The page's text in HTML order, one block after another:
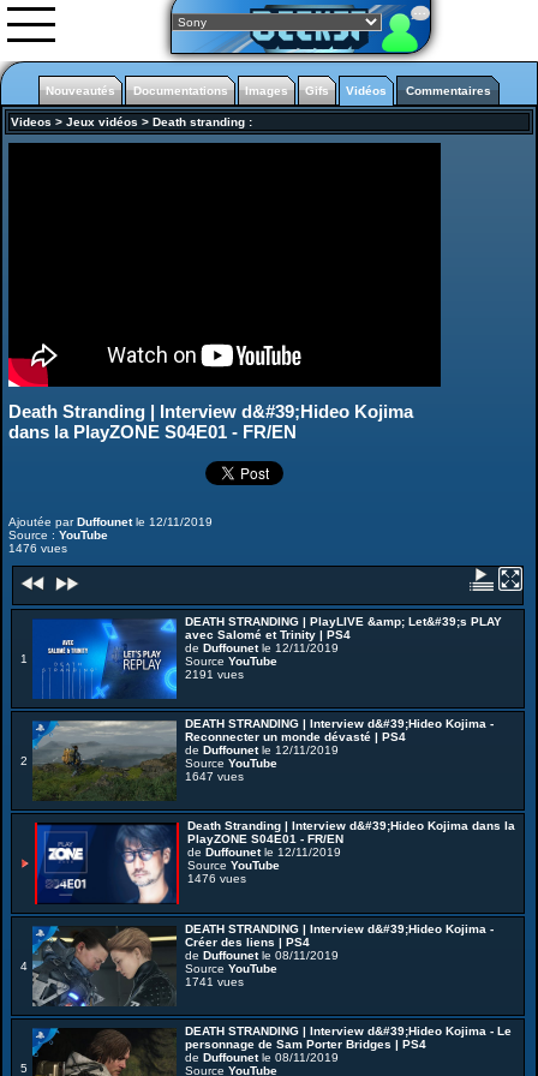
Classement
L'équipe
Partenariats
NieR Automata
Nouveautés Documentations Images Gifs Vidéos Commentaires
Videos > Jeux vidéos > Death stranding :
Death Stranding | Interview d&#39;Hideo Kojima
dans la PlayZONE S04E01 - FR/EN
Ajoutée parDuffounetle 12/11/2019
Source : YouTube
1476 vues
1
DEATH STRANDING | PlayLIVE &amp; Let&#39;s PLAY
avec Salomé et Trinity | PS4
de Duffounetle 12/11/2019
Source YouTube
2191 vues
2
DEATH STRANDING | Interview d&#39;Hideo Kojima -
Reconnecter un monde dévasté | PS4
de Duffounetle 12/11/2019
Source YouTube
1647 vues
Death Stranding | Interview d&#39;Hideo Kojima dans la
PlayZONE S04E01 - FR/EN
de Duffounetle 12/11/2019
Source YouTube
1476 vues
4
DEATH STRANDING | Interview d&#39;Hideo Kojima -
Créer des liens | PS4
de Duffounetle 08/11/2019
Source YouTube
1741 vues
5
DEATH STRANDING | Interview d&#39;Hideo Kojima - Le
personnage de Sam Porter Bridges | PS4
de Duffounetle 08/11/2019
Source YouTube